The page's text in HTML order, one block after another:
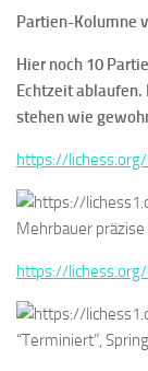
Partien-Kolumne
Hier noch 10
Echtzeit ablaufen.
stehen wie
https://
Mehrbauer
https://lichess.org/
“Terminiert”,